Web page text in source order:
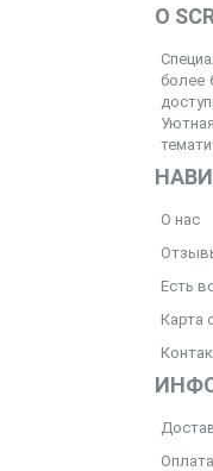
О
более
О нас
Есть
Карта
Оплата